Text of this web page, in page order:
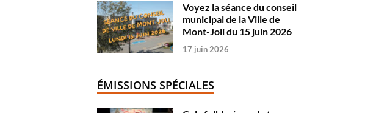
Voyez la séance du conseil
municipal de la Ville de
Mont-Joli du 15 juin 2026
17 juin 2026
ÉMISSIONS SPÉCIALES